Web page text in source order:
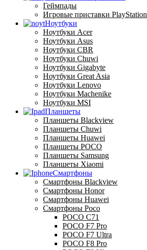
Геймпады
Игровые приставки PlayStation
Ноутбуки
Ноутбуки Acer
Ноутбуки Asus
Ноутбуки CBR
Ноутбуки Chuwi
Ноутбуки Gigabyte
Ноутбуки Great Asia
Ноутбуки Lenovo
Ноутбуки Machenike
Ноутбуки MSI
Планшеты
Планшеты Blackview
Планшеты Chuwi
Планшеты Huawei
Планшеты POCO
Планшеты Samsung
Планшеты Xiaomi
Смартфоны
Смартфоны Blackview
Смартфоны Honor
Смартфоны Huawei
Смартфоны Poco
POCO C71
POCO F7 Pro
POCO F7 Ultra
POCO F8 Pro